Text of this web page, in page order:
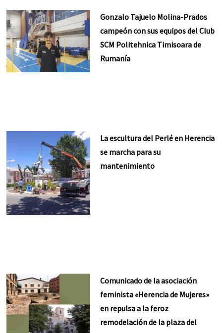
Gonzalo Tajuelo Molina-Prados
campeón con sus equipos del Club
SCM Politehnica Timisoara de
Rumanía
La escultura del Perlé en Herencia
se marcha para su
mantenimiento
Comunicado de la asociación
feminista «Herencia de Mujeres»
en repulsa a la feroz
remodelación de la plaza del